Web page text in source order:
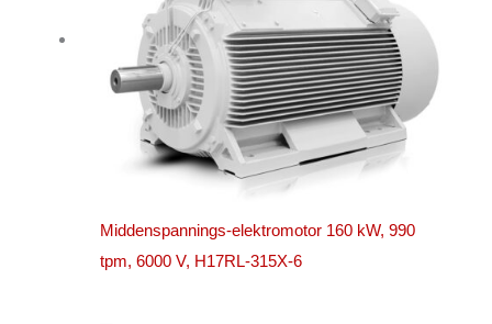
Middenspannings-elektromotor 160 kW, 990
tpm, 6000 V, H17RL-315X-6